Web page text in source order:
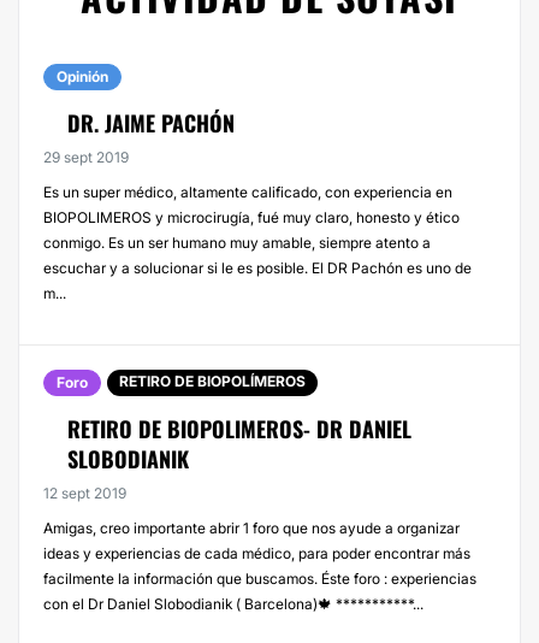
Opinión
DR. JAIME PACHÓN
29 sept 2019
Es un super médico, altamente calificado, con experiencia en
BIOPOLIMEROS y microcirugía, fué muy claro, honesto y ético
conmigo. Es un ser humano muy amable, siempre atento a
escuchar y a solucionar si le es posible. El DR Pachón es uno de
m...
Foro RETIRO DE BIOPOLÍMEROS
RETIRO DE BIOPOLIMEROS- DR DANIEL
SLOBODIANIK
12 sept 2019
Amigas, creo importante abrir 1 foro que nos ayude a organizar
ideas y experiencias de cada médico, para poder encontrar más
facilmente la información que buscamos. Éste foro : experiencias
con el Dr Daniel Slobodianik ( Barcelona)🍁 ***********...